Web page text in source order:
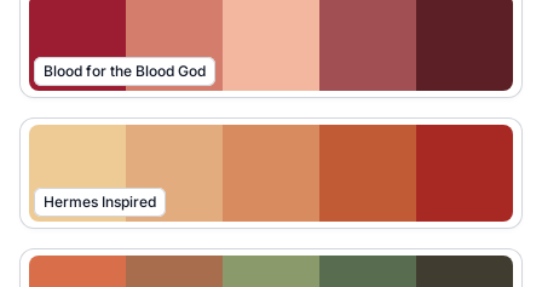
Blood for the Blood God
Hermes Inspired